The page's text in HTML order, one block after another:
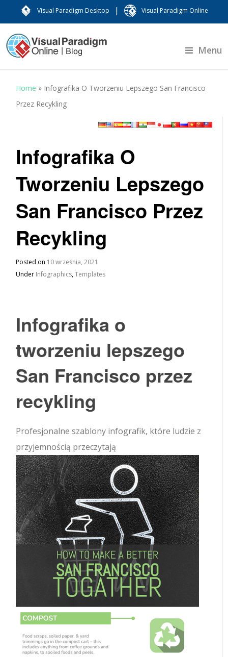
Visual Paradigm Desktop | Visual Paradigm Online
Menu
Home » Infografika O Tworzeniu Lepszego San Francisco
Przez Recykling
Infografika O
Tworzeniu Lepszego
San Francisco Przez
Recykling
Posted on 10 września, 2021
Under Infographics,Templates
Infografika o
tworzeniu lepszego
San Francisco przez
recykling
Profesjonalne szablony infografik, które ludzie z
przyjemnością przeczytają